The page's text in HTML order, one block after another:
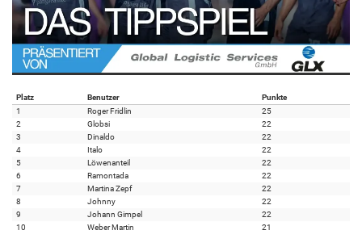
Platz Benutzer
Punkte
1
Roger Fridlin
25
2
Globsi
22
3
Dinaldo
22
4
Italo
22
5
Löwenanteil
22
6
Ramontada
22
7
Martina Zepf
22
8
Johnny
22
9
Johann Gimpel
22
10
Weber Martin 21